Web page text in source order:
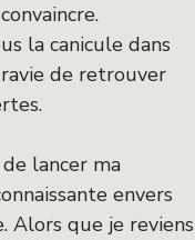
la canicule dans
de retrouver
lancer ma
envers
Alors que je reviens